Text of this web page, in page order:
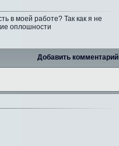
в моей работе? Так как я не
оплошности
Добавить комментарий